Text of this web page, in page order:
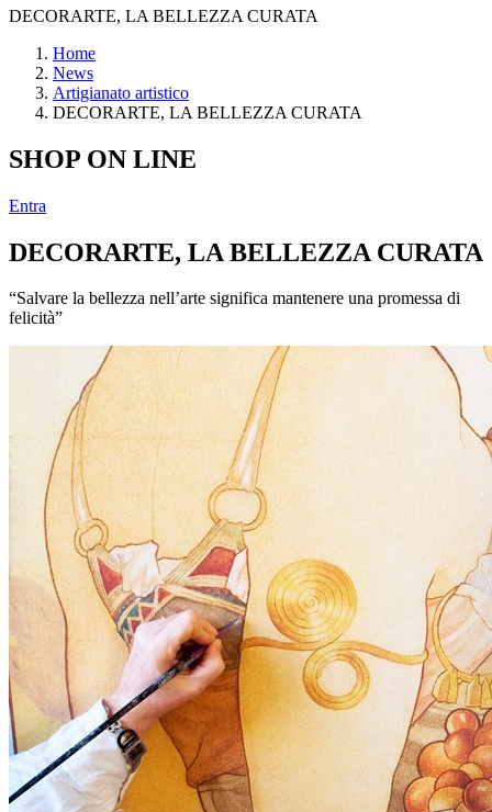
DECORARTE, LA BELLEZZA CURATA
Home
News
Artigianato artistico
DECORARTE, LA BELLEZZA CURATA
SHOP ON LINE
Entra
DECORARTE, LA BELLEZZA CURATA
“Salvare la bellezza nell’arte significa mantenere una promessa di
felicità”